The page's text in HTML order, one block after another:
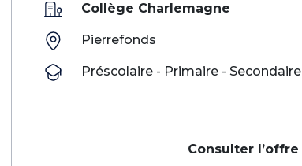
Collège Charlemagne
Pierrefonds
Préscolaire - Primaire - Secondaire
Consulter l’offre